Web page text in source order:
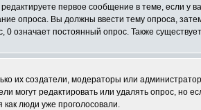
редактируете первое сообщение в теме, если
опроса. Вы должны ввести тему опроса,
означает постоянный опрос. Также
их создатели, модераторы или
могут редактировать или удалять опрос,
люди уже проголосовали.